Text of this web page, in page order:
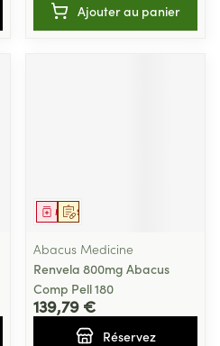
Ajouter au panier
Sur prescription
Médicament
Abacus Medicine
Renvela 800mg Abacus
Comp Pell 180
139,79 €
Réservez